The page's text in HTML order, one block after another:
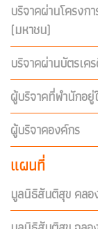
บริจาคผ่านโครง
(มหาชน)
บริจาคผ่านบัตรเค
ผู้บริจาคที่พำนักอยู่
ผู้บริจาคองค์กร
แผนที่
มูลนิธิสันติสุข คลอ